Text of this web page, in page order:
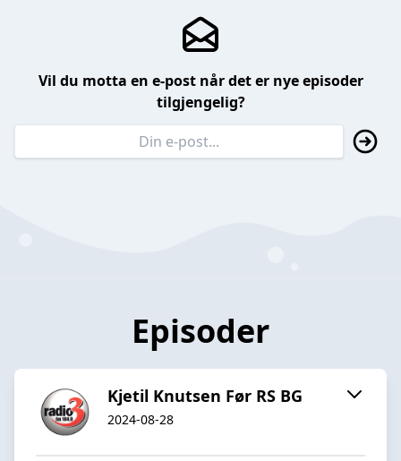
Vil du motta en e-post når det er nye episoder
tilgjengelig?
Episoder
Kjetil Knutsen Før RS BG
2024-08-28